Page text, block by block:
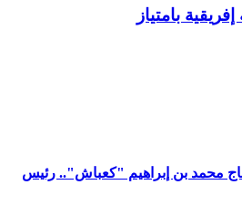
بامتياز
محمد بن إبراهيم "كعباش".. رئيس